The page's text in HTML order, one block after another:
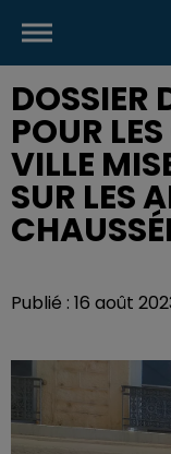
DOSSIER
POUR
VILLE
SUR LES
Publié : 16 août